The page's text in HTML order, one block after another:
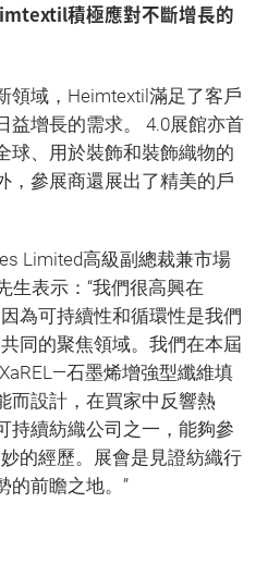
積極應對不斷增長的
領域，Heimtextil滿足了客戶
益增長的需求。 4.0展館亦首
球、用於裝飾和裝飾織物的
，參展商還展出了精美的戶
Limited高級副總裁兼市場
生表示：“我們很高興在
為可持續性和循環性是我們
同的聚焦領域。我們在本屆
石墨烯增強型纖維填
而設計，在買家中反響熱
持續紡織公司之一，能夠參
的經歷。展會是見證紡織行
的前瞻之地。”